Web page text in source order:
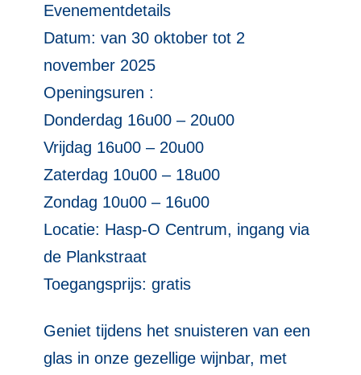
Evenementdetails
Datum: van 30 oktober tot 2
november 2025
Openingsuren :
Donderdag 16u00 – 20u00
Vrijdag 16u00 – 20u00
Zaterdag 10u00 – 18u00
Zondag 10u00 – 16u00
Locatie: Hasp-O Centrum, ingang via
de Plankstraat
Toegangsprijs: gratis
Geniet tijdens het snuisteren van een
glas in onze gezellige wijnbar, met